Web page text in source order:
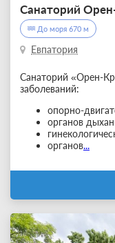
Санаторий
До моря 670 м
Евпатория
Санаторий «Орен-
заболеваний:
опорно-
органов
органов...